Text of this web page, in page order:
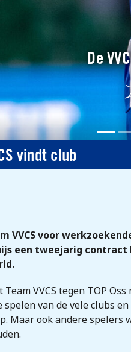
De
vindt club
VVCS voor
een tweejarig contract
VVCS tegen TOP
van de vele clubs
Maar ook andere